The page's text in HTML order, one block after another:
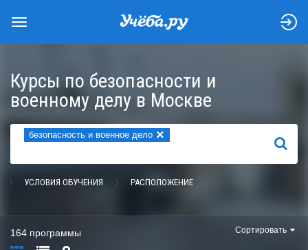
Курсы по безопасности и
военному делу в Москве
безопасность и военное дело ×
НАЙТИ
УСЛОВИЯ ОБУЧЕНИЯ РАСПОЛОЖЕНИЕ
164 программы Сортировать